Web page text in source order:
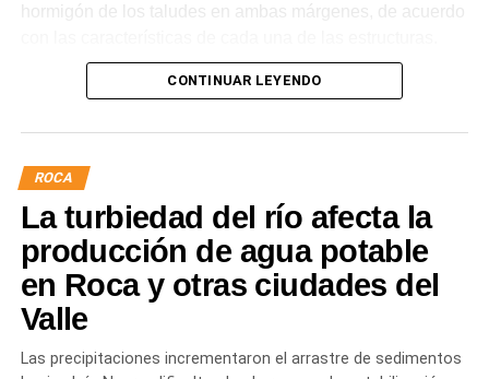
hormigón de los taludes en ambas márgenes, de acuerdo
La obra incluye la demolición de losas deterioradas, la
requieren, la ejecución de un nuevo revestimiento de
hormigón reforzado con malla de acero y el sellado de
juntas para mejorar la durabilidad de la infraestructura.
Desde el DPA destacaron que esta intervención forma
parte del plan de mantenimiento y renovación de la
infraestructura hídrica provincial, con el propósito de
optimizar la conducción del agua, preservar el Canal
seguro para los productores del Alto Valle.
CONTINUAR LEYENDO
ROCA
La turbiedad del río afecta la
producción de agua potable
en Roca y otras ciudades del
Valle
Las precipitaciones incrementaron el arrastre de sedimentos